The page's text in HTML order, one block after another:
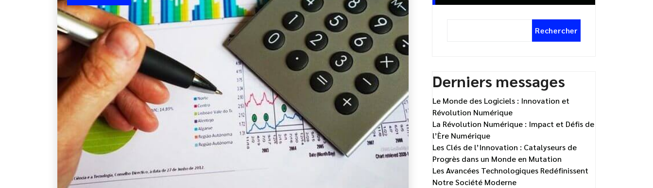
Rechercher
Derniers messages
Le Monde des Logiciels : Innovation et
Révolution Numérique
La Révolution Numérique : Impact et Défis de
l’Ère Numérique
Les Clés de l’Innovation : Catalyseurs de
Progrès dans un Monde en Mutation
Les Avancées Technologiques Redéfinissent
Notre Société Moderne